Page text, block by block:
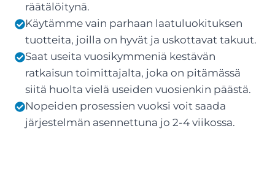
räätälöitynä.
Käytämme vain parhaan laatuluokituksen
tuotteita, joilla on hyvät ja uskottavat takuut.
Saat useita vuosikymmeniä kestävän
ratkaisun toimittajalta, joka on pitämässä
siitä huolta vielä useiden vuosienkin päästä.
Nopeiden prosessien vuoksi voit saada
järjestelmän asennettuna jo 2-4 viikossa.